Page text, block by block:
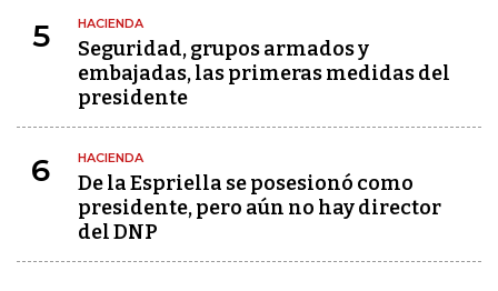
5 HACIENDA
Seguridad, grupos armados y
embajadas, las primeras medidas del
presidente
6 HACIENDA
De la Espriella se posesionó como
presidente, pero aún no hay director
del DNP